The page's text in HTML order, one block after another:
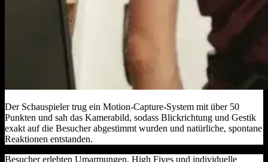
Der Schauspieler trug ein Motion‑Capture‑System mit über 50
Punkten und sah das Kamerabild, sodass Blickrichtung und Gestik
exakt auf die Besucher abgestimmt wurden und natürliche, spontane
Reaktionen entstanden.
Besucher erlebten Umarmungen, High Fives und individuelle